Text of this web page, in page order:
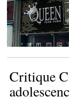
Critique